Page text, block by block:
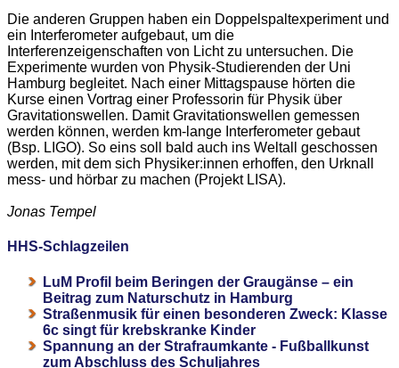
Die anderen Gruppen haben ein Doppelspaltexperiment und
ein Interferometer aufgebaut, um die
Interferenzeigenschaften von Licht zu untersuchen. Die
Experimente wurden von Physik-Studierenden der Uni
Hamburg begleitet. Nach einer Mittagspause hörten die
Kurse einen Vortrag einer Professorin für Physik über
Gravitationswellen. Damit Gravitationswellen gemessen
werden können, werden km-lange Interferometer gebaut
(Bsp. LIGO). So eins soll bald auch ins Weltall geschossen
werden, mit dem sich Physiker:innen erhoffen, den Urknall
mess- und hörbar zu machen (Projekt LISA).
Jonas Tempel
HHS-Schlagzeilen
LuM Profil beim Beringen der Graugänse – ein
Beitrag zum Naturschutz in Hamburg
Straßenmusik für einen besonderen Zweck: Klasse
6c singt für krebskranke Kinder
Spannung an der Strafraumkante - Fußballkunst
zum Abschluss des Schuljahres